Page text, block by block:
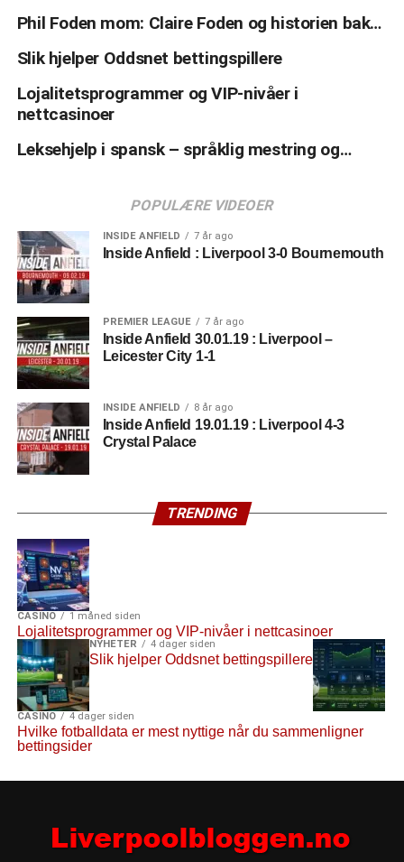
Phil Foden mom: Claire Foden og historien bak…
Slik hjelper Oddsnet bettingspillere
Lojalitetsprogrammer og VIP-nivåer i
nettcasinoer
Leksehjelp i spansk – språklig mestring og…
POPULÆRE VIDEOER
INSIDE ANFIELD 7 år ago
Inside Anfield : Liverpool 3-0 Bournemouth
PREMIER LEAGUE 7 år ago
Inside Anfield 30.01.19 : Liverpool –
Leicester City 1-1
INSIDE ANFIELD 8 år ago
Inside Anfield 19.01.19 : Liverpool 4-3
Crystal Palace
TRENDING
CASINO 1 måned siden
Lojalitetsprogrammer og VIP-nivåer i nettcasinoer
NYHETER 4 dager siden
Slik hjelper Oddsnet bettingspillere
CASINO 4 dager siden
Hvilke fotballdata er mest nyttige når du sammenligner
bettingsider